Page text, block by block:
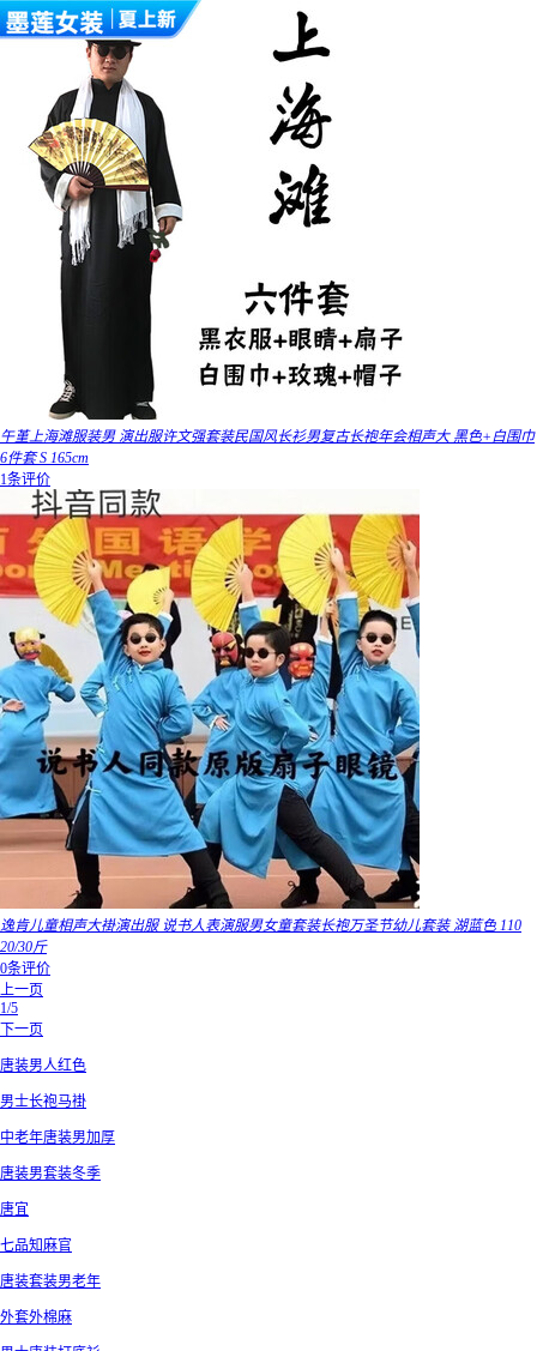
午堇上海滩服装男 演出服许文强套装民国风长衫男复古长袍年会相声大 黑色+白围巾
6件套 S 165cm
1条评价
逸肯儿童相声大褂演出服 说书人表演服男女童套装长袍万圣节幼儿套装 湖蓝色 110
20/30斤
0条评价
上一页
1/5
下一页
唐装男人红色
男士长袍马褂
中老年唐装男加厚
唐装男套装冬季
唐宜
七品知麻官
唐装套装男老年
外套外棉麻